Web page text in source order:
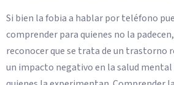
Si bien la fobia a hablar por teléfono
comprender para quienes no la
reconocer que se trata de un trastorno
un impacto negativo en la salud mental